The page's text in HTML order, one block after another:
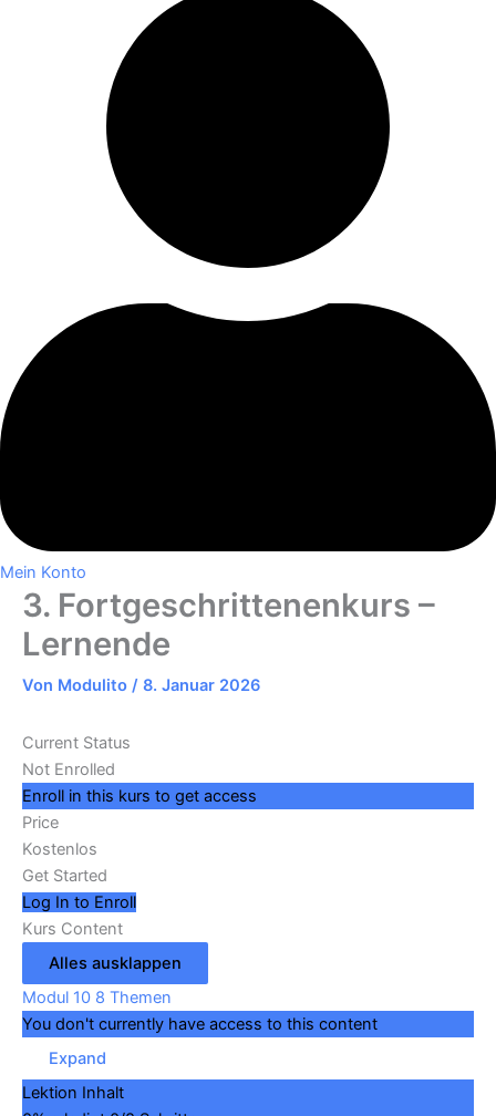
Mein Konto
3. Fortgeschrittenenkurs –
Lernende
Von Modulito / 8. Januar 2026
Current Status
Not Enrolled
Enroll in this kurs to get access
Price
Kostenlos
Get Started
Log In to Enroll
Kurs Content
Alles ausklappen
Modul 10 8 Themen
You don't currently have access to this content
Expand
Lektion Inhalt